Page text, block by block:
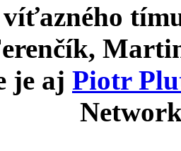
víťazného
je aj Piotr